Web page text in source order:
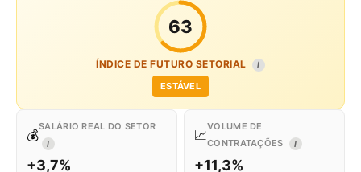
63
ÍNDICE DE FUTURO SETORIAL I
ESTÁVEL
💰
SALÁRIO REAL DO SETOR
I
+3,7%
📈
VOLUME DE
CONTRATAÇÕES
I
+11,3%